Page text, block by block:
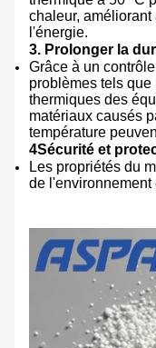
chaleur,
l'énergie.
3. Prolonger la
Grâce à un
problèmes tels
thermiques des
matériaux causés
température
4Sécurité et
Les propriétés du
de l'environnement